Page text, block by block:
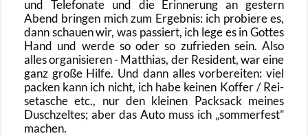
und Te­le­fo­na­te und die Er­in­ne­rung an ges­tern
Abend brin­gen mich zum Er­geb­nis: ich pro­bie­re es,
dann schau­en wir, was pas­siert, ich lege es in Got­tes
Hand und werde so oder so zu­frie­den sein. Also
alles or­ga­ni­sie­ren - Mat­thi­as, der Re­si­dent, war eine
ganz große Hilfe. Und dann alles vor­be­rei­ten: viel
pa­cken kann ich nicht, ich habe kei­nen Kof­fer / Rei­
se­ta­sche etc., nur den klei­nen Pack­sack mei­nes
Dusch­zel­tes; aber das Auto muss ich som­mer­fest
ma­chen.